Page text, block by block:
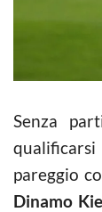
Senza
qualificarsi
pareggio
Dinamo